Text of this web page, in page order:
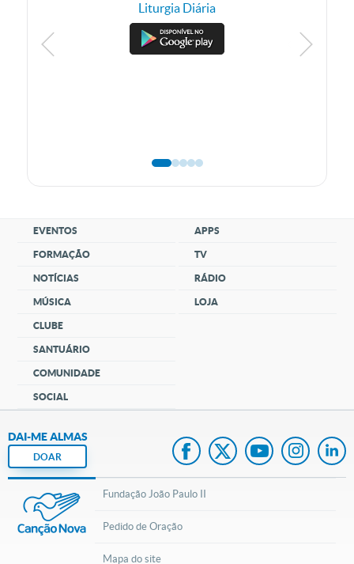
Liturgia Diária
EVENTOS
FORMAÇÃO
NOTÍCIAS
MÚSICA
CLUBE
SANTUÁRIO
COMUNIDADE
SOCIAL
APPS
TV
RÁDIO
LOJA
DAI-ME ALMAS
DOAR
Fundação João Paulo II
Pedido de Oração
Mapa do site